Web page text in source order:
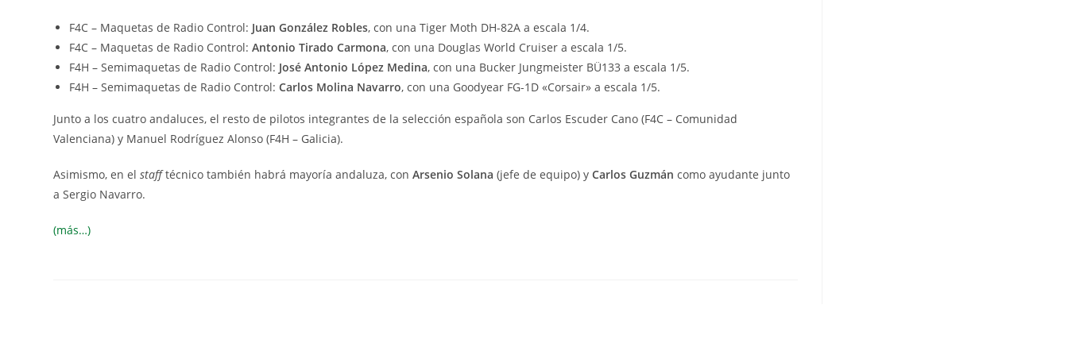
F4C – Maquetas de Radio Control: Juan González Robles, con una Tiger Moth DH-82A a escala 1/4.
F4C – Maquetas de Radio Control:Antonio Tirado Carmona, con una Douglas World Cruiser a escala 1/5.
F4H – Semimaquetas de Radio Control: José Antonio López Medina, con una Bucker Jungmeister BÜ133 a escala 1/5.
F4H – Semimaquetas de Radio Control:Carlos Molina Navarro, con una Goodyear FG-1D «Corsair» a escala 1/5.
Junto a los cuatro andaluces, el resto de pilotos integrantes de la selección española son Carlos Escuder Cano (F4C – Comunidad
Valenciana) y Manuel Rodríguez Alonso (F4H – Galicia).
Asimismo, en elstafftécnico también habrá mayoría andaluza, conArsenio Solana (jefe de equipo) yCarlos Guzmán como ayudante junto
a Sergio Navarro.
(más…)